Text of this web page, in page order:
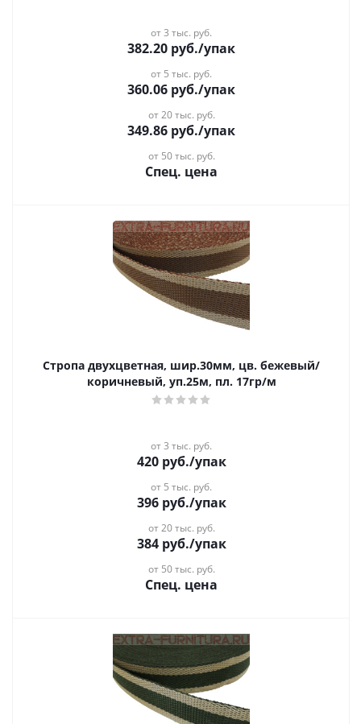
от 3 тыс. руб.
382.20 руб./упак
от 5 тыс. руб.
360.06 руб./упак
от 20 тыс. руб.
349.86 руб./упак
от 50 тыс. руб.
Спец. цена
Стропа двухцветная, шир.30мм, цв. бежевый/
коричневый, уп.25м, пл. 17гр/м
от 3 тыс. руб.
420руб./упак
от 5 тыс. руб.
396руб./упак
от 20 тыс. руб.
384руб./упак
от 50 тыс. руб.
Спец. цена